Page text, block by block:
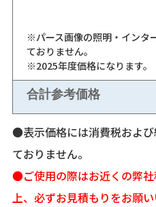
※パース画像の照明・インタ
ておりません。
※2025年度価格になります。
合計参考価格
●表示価格には消費税およ
ておりません。
●ご使用の際はお近くの弊
上、必ずお見積もりをお願い